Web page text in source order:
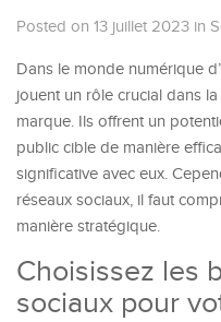
Posted on 13 juillet 2023 in
Dans le monde numérique
jouent un rôle crucial dans
marque. Ils offrent un
public cible de manière
significative avec eux.
réseaux sociaux, il faut
manière stratégique.
Choisissez les
sociaux pour